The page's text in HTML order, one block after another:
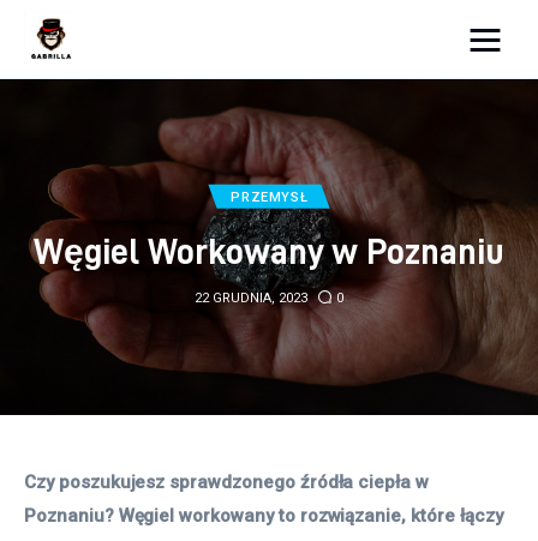
Lifestyle
Kunchnia i kulinaria
Uroda
PRZEMYSŁ
Węgiel Workowany w Poznaniu
22 GRUDNIA, 2023 0
Czy poszukujesz sprawdzonego źródła ciepła w
Poznaniu? Węgiel workowany to rozwiązanie, które łączy